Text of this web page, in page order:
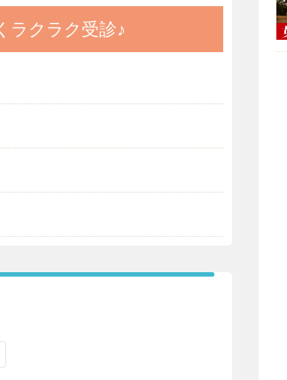
ラクラク受診♪